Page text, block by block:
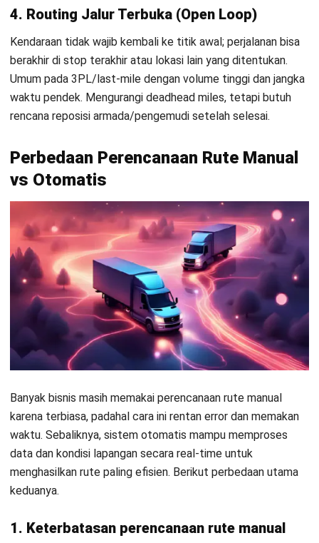
Berikan pelatihan bagi dispatcher, manajer, dan pengemudi
Komunikasi yang terbuka membantu menurunkan resistensi
dan mempercepat adaptasi. Pastikan tiap peran tahu
kontribusinya terhadap hasil akhir.
5. Monitoring dan optimasi berkelanjutan
Gunakan fitur analitik dan laporan kinerja untuk
membantu menemukan area yang bisa diperbaiki dan
menyesuaikan parameter sistem. Dengan pemantauan
berkelanjutan, manfaat route planning akan terus maksimal.
Integrasi Route Planning dengan
Sistem Lain
Agar hasilnya optimal, route planning harus terhubung
dengan sistem lain seperti ERP, WMS, dan CRM. Berikut
dampak integrasinya terhadap efisiensi operasional.
1. Integrasi dengan ERP
Integrasi denganERP seperti HashMicromemastikan
pesanan baru otomatis masuk ke sistem perencanaan rute
tanpa input manual. Setelah pengiriman selesai, data status
& bukti digital dikirim balik ke ERP untuk men-trigger
invoicing otomatis.
Hasilnya, data antar departemen seperti penjualan,